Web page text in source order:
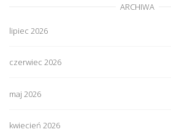
ARCHIWA
lipiec 2026
czerwiec 2026
maj 2026
kwiecień 2026